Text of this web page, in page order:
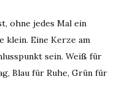
ohne jedes Mal ein
klein. Eine Kerze am
sein. Weiß für
Blau für Ruhe, Grün für